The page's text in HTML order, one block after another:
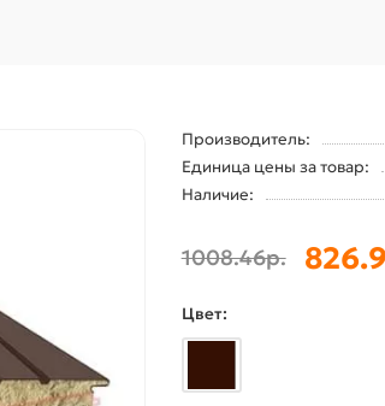
Производитель:
Единица цены за товар:
Наличие:
1008.46р.
Цвет: